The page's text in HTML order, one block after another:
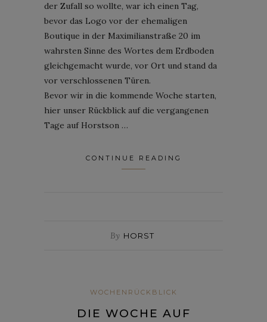
der Zufall so wollte, war ich einen Tag,
bevor das Logo vor der ehemaligen
Boutique in der Maximilianstraße 20 im
wahrsten Sinne des Wortes dem Erdboden
gleichgemacht wurde, vor Ort und stand da
vor verschlossenen Türen.
Bevor wir in die kommende Woche starten,
hier unser Rückblick auf die vergangenen
Tage auf Horstson …
CONTINUE READING
By HORST
WOCHENRÜCKBLICK
DIE WOCHE AUF